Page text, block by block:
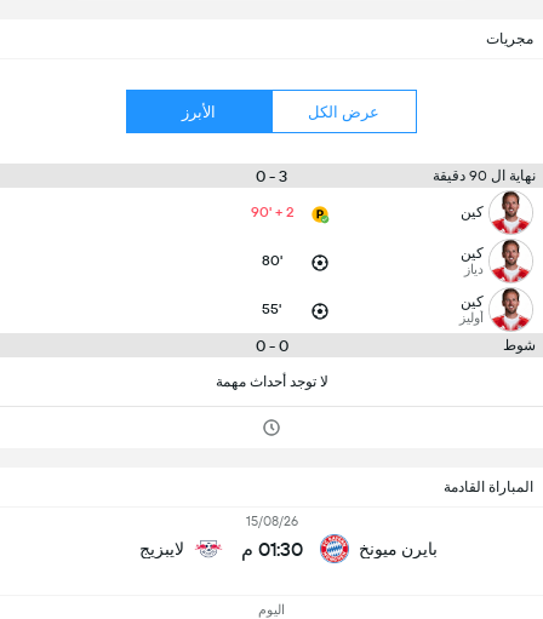
مجريات
عرض الكل الأبرز
نهاية ال 90 دقيقة 3 - 0
كين 90' + 2
كين
دياز 80'
كين
أوليز 55'
شوط 0 - 0
لا توجد أحداث مهمة
المباراة القادمة
بايرن ميونخ
15/08/26
01:30 م لايبزيج
اليوم